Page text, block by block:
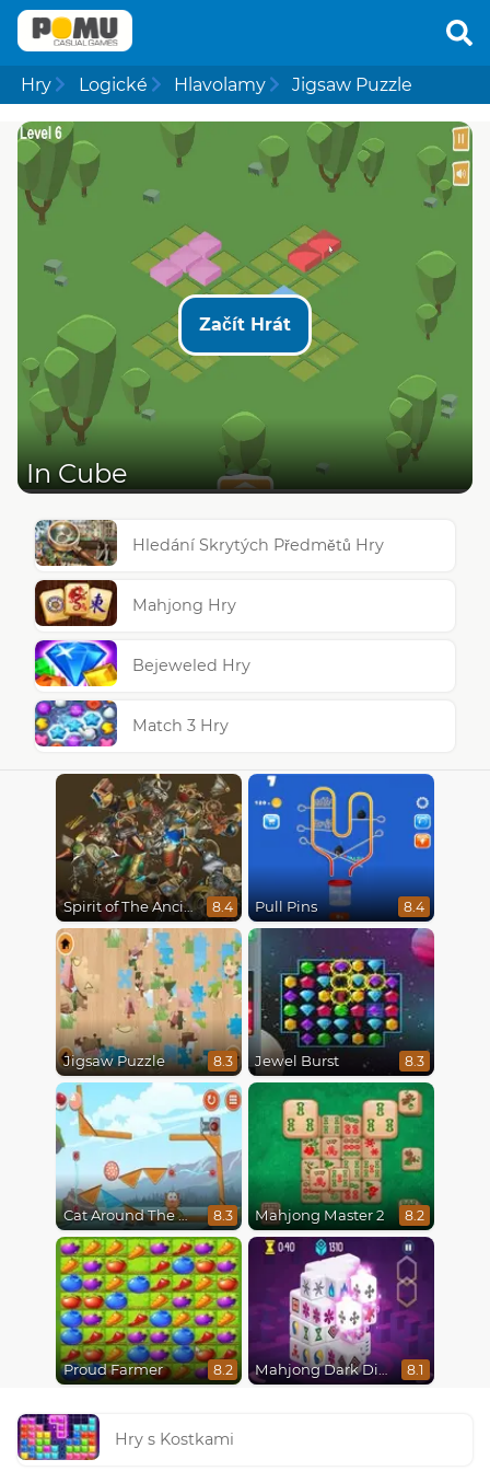
Hry Logické Hlavolamy Jigsaw Puzzle
Začít Hrát
In Cube
Hledání Skrytých Předmětů Hry
Mahjong Hry
Bejeweled Hry
Match 3 Hry
Spirit of The Ancient Forest 8.4 Pull Pins 8.4
Jigsaw Puzzle 8.3 Jewel Burst 8.3
Cat Around The World 8.3 Mahjong Master 2 8.2
Proud Farmer 8.2 Mahjong Dark Dimensions 8.1
Hry s Kostkami